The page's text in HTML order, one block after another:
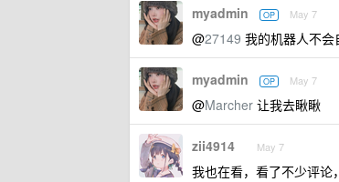
myadmin OP May 7
@27149 我的机器人不
myadmin OP May 7
@Marcher 让我去瞅瞅
zii4914 May 7
我也在看，看了不少评论